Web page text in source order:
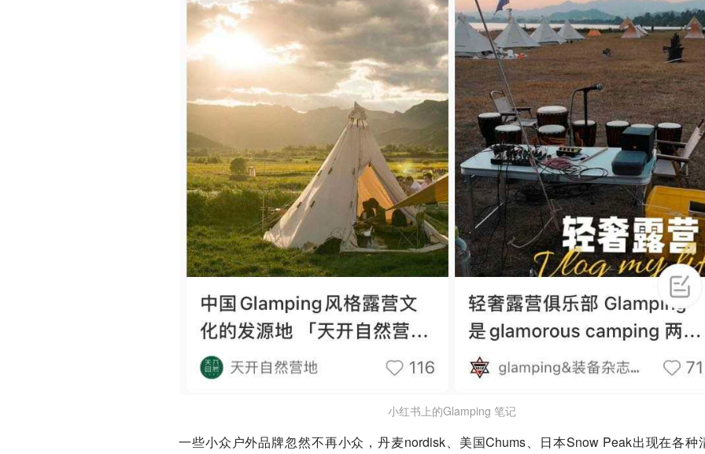
小红书上的Glamping 笔记
一些小众户外品牌忽然不再小众，丹麦nordisk、美国Chums、日本Snow Peak出现在各种